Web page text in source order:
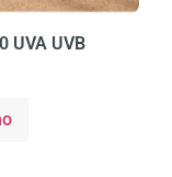
UVA UVB